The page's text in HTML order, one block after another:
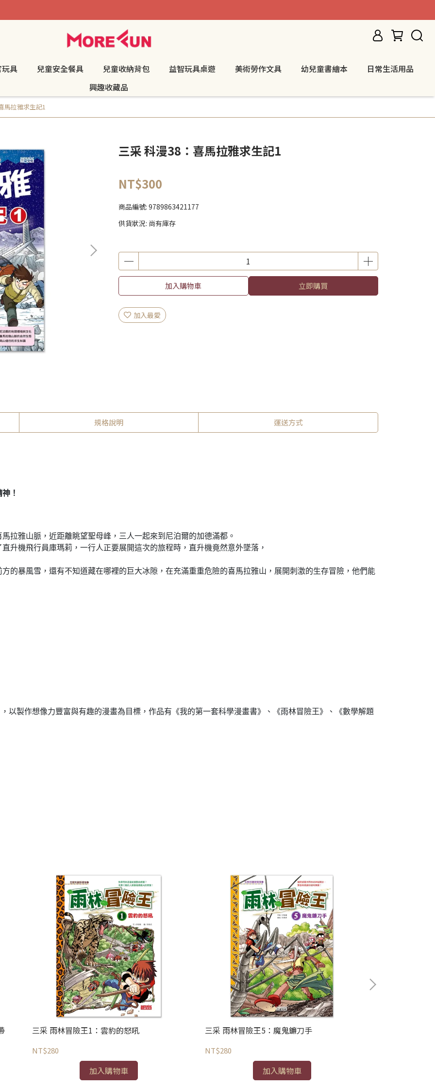
具 兒童安全餐具 兒童收納背包 益智玩具桌遊 美術勞作文具 幼兒童書繪本
日常生活用品
興趣收藏品
馬拉雅求生記1
三采 科漫38：喜馬拉雅求生記1
NT$300
商品編號: 9789863421177
供貨狀況: 尚有庫存
加入購物車 立即購買
加入最愛
規格說明 運送方式
！
拉雅山脈，近距離眺望聖母峰，三人一起來到尼泊爾的加德滿都。
升機飛行員庫瑪莉，一行人正要展開這次的旅程時，直升機竟然意外墜落，
的暴風雪，還有不知道藏在哪裡的巨大冰隙，在充滿重重危險的喜馬拉雅山，展開刺激的生存冒險，他們能
以製作想像力豐富與有趣的漫畫為目標，作品有《我的第一套科學漫畫書》、《雨林冒險王》、《數學解題
三采 雨林冒險王1：雲豹的怒吼
NT$280
加入購物車
三采 雨林冒險王5：魔鬼鐮刀手
NT$280
加入購物車